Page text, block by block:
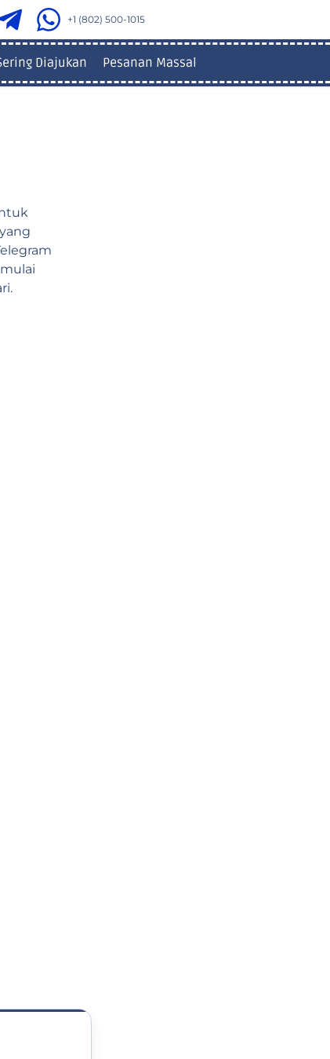
+1 (802) 500-1015
Diajukan Pesanan Massal